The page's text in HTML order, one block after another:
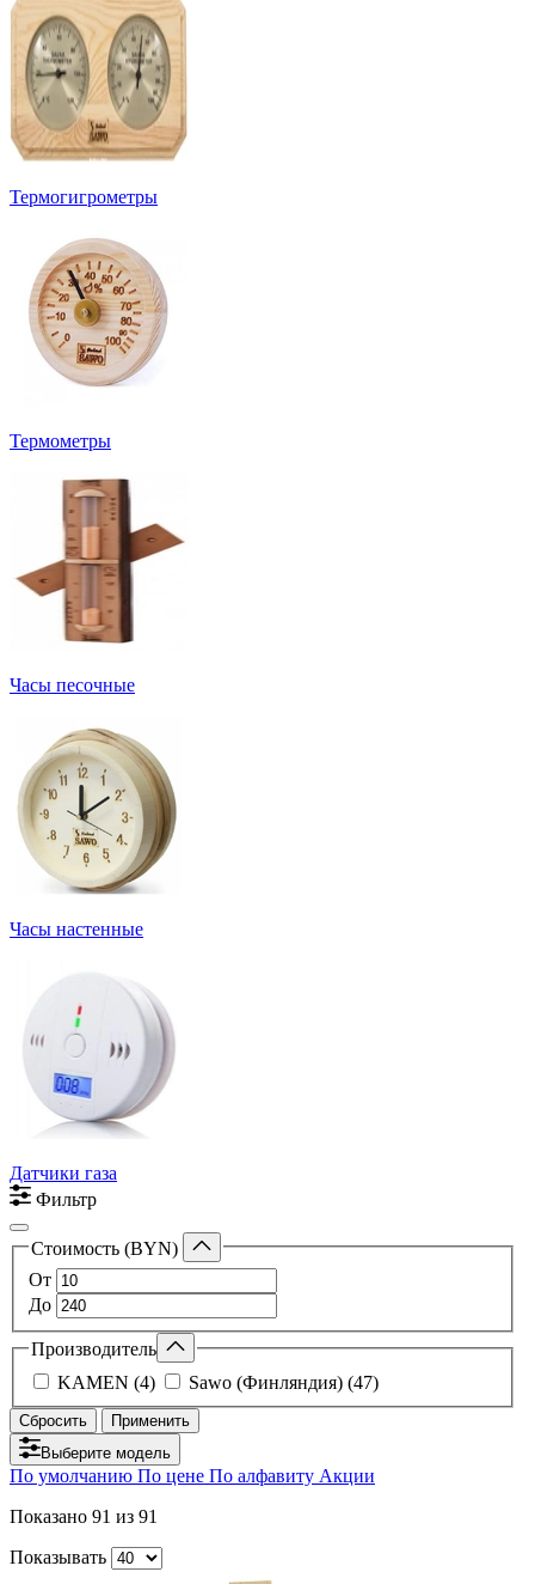
Термогигрометры
Термометры
Часы песочные
Часы настенные
Датчики газа
Фильтр
Стоимость (BYN)
От
До
Производитель
KAMEN (4)
Sawo (Финляндия) (47)
Сбросить
Применить
Выберите модель
По умолчанию По цене По алфавиту Акции
Показано 91 из 91
Показывать